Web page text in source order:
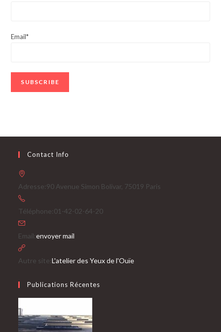
Email*
Contact Info
Adresse:90 Avenue Simon Bolivar, 75019 Paris
Téléphone:01-42-02-64-20
Email:envoyer mail
votre
Autre site:L'atelier des Yeux de l'Ouïe
Publications Récentes